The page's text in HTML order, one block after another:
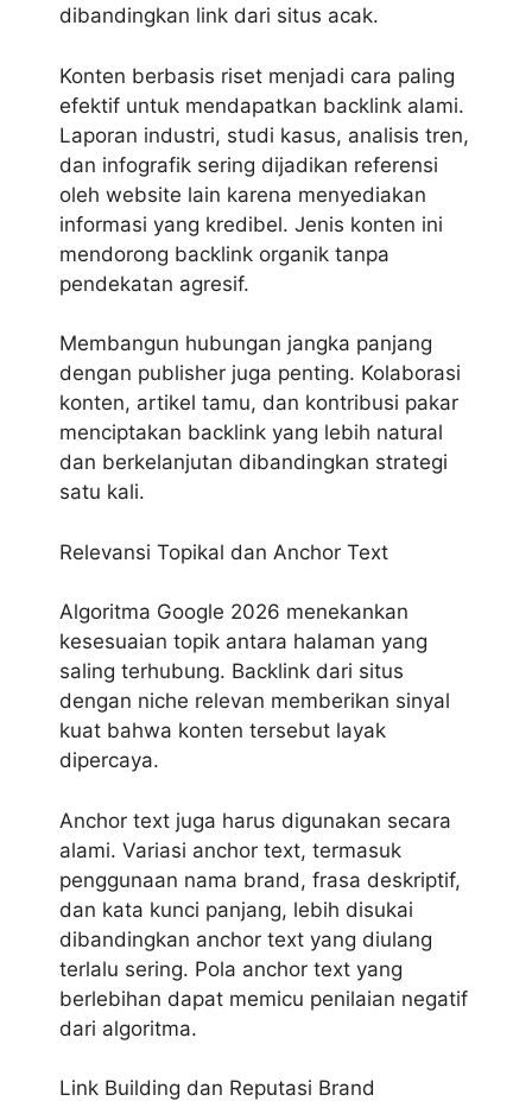
dibandingkan link dari situs acak.
Konten berbasis riset menjadi cara paling
efektif untuk mendapatkan backlink alami.
Laporan industri, studi kasus, analisis tren,
dan infografik sering dijadikan referensi
oleh website lain karena menyediakan
informasi yang kredibel. Jenis konten ini
mendorong backlink organik tanpa
pendekatan agresif.
Membangun hubungan jangka panjang
dengan publisher juga penting. Kolaborasi
konten, artikel tamu, dan kontribusi pakar
menciptakan backlink yang lebih natural
dan berkelanjutan dibandingkan strategi
satu kali.
Relevansi Topikal dan Anchor Text
Algoritma Google 2026 menekankan
kesesuaian topik antara halaman yang
saling terhubung. Backlink dari situs
dengan niche relevan memberikan sinyal
kuat bahwa konten tersebut layak
dipercaya.
Anchor text juga harus digunakan secara
alami. Variasi anchor text, termasuk
penggunaan nama brand, frasa deskriptif,
dan kata kunci panjang, lebih disukai
dibandingkan anchor text yang diulang
terlalu sering. Pola anchor text yang
berlebihan dapat memicu penilaian negatif
dari algoritma.
Link Building dan Reputasi Brand